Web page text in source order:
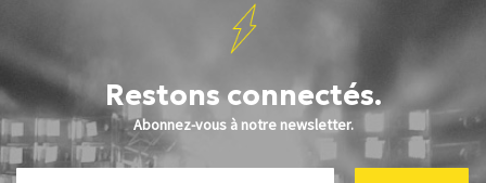
Restons connectés.
Abonnez-vous à notre newsletter.